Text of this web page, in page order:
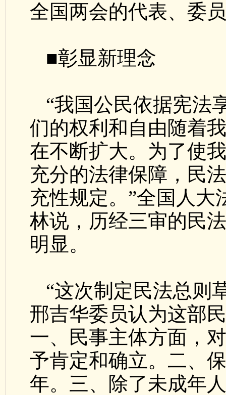
全国两会的代表、委
■彰显新理念
“我国公民依据宪法
们的权利和自由随着
在不断扩大。为了使
充分的法律保障，民
充性规定。”全国人大
林说，历经三审的民
明显。
“这次制定民法总则
邢吉华委员认为这部
一、民事主体方面，
予肯定和确立。二、
年。三、除了未成年